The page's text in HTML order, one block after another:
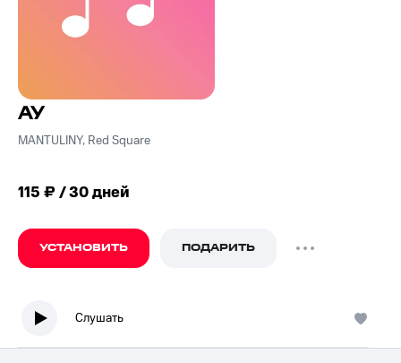
АУ
MANTULINY, Red Square
115 ₽ / 30 дней
УСТАНОВИТЬ ПОДАРИТЬ
Слушать